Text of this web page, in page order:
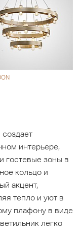
интерьере,
гостевые зоны в
кольцо и
акцент,
тепло и уют в
плафону в виде
легко